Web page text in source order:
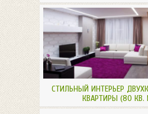
СТИЛЬНЫЙ ИНТЕРЬЕР
КВАРТИРЫ (80 КВ.